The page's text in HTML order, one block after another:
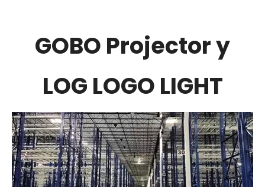
GOBO Projector y
LOG LOGO LIGHT